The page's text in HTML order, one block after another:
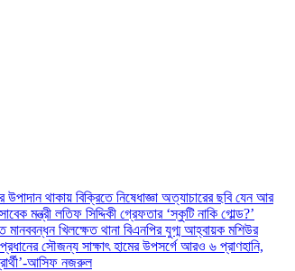
উপাদান থাকায় বিক্রিতে নিষেধাজ্ঞা অত্যাচারের ছবি যেন আর
মন্ত্রী লতিফ সিদ্দিকী গ্রেফতার ‘স্কুটি নাকি গোল্ড?’
মানববন্ধনখিলক্ষেত থানা বিএনপির যুগ্ম আহ্বায়ক মশিউর
প্রধানের সৌজন্য সাক্ষাৎহামের উপসর্গে আরও ৬ প্রাণহানি,
আসিফ নজরুল